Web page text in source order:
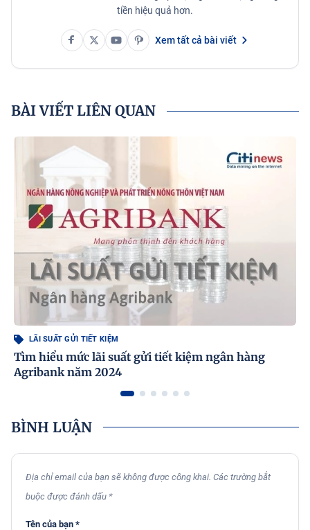
tiền hiệu quả hơn.
Xem tất cả bài viết
BÀI VIẾT LIÊN QUAN
LÃI SUẤT GỬI TIẾT KIỆM
Tìm hiểu mức lãi suất gửi tiết kiệm ngân hàng
Agribank năm 2024
BÌNH LUẬN
Địa chỉ email của bạn sẽ không được công khai. Các trường bắt
buộc được đánh dấu *
Tên của bạn *